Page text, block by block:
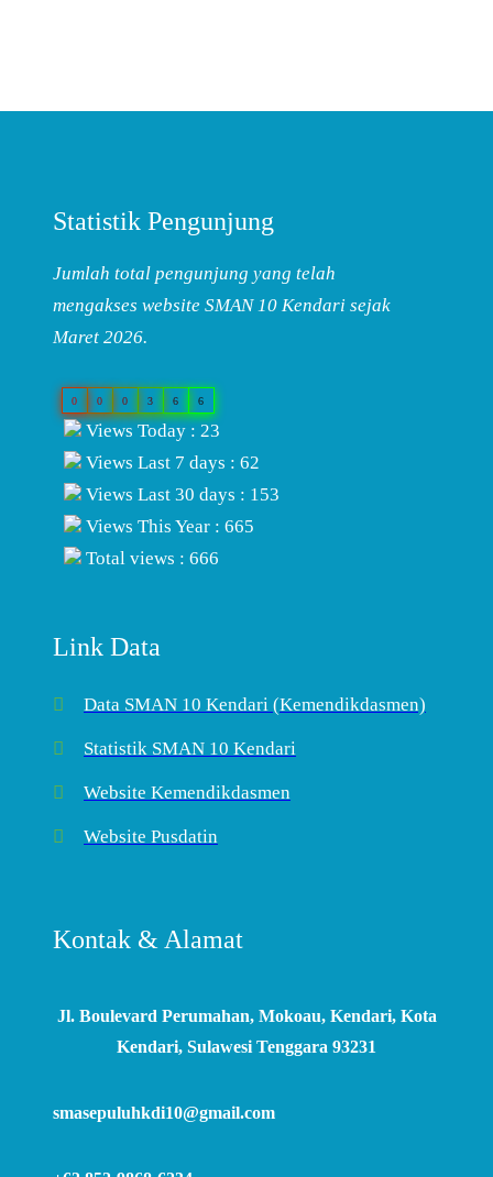
Statistik Pengunjung
Jumlah total pengunjung yang telah
mengakses website SMAN 10 Kendari sejak
Maret 2026.
0 0 0 3 6 6
Views Today : 23
Views Last 7 days : 62
Views Last 30 days : 153
Views This Year : 665
Total views : 666
Link Data
Data SMAN 10 Kendari (Kemendikdasmen)
Statistik SMAN 10 Kendari
Website Kemendikdasmen
Website Pusdatin
Kontak & Alamat
Jl. Boulevard Perumahan, Mokoau, Kendari, Kota
Kendari, Sulawesi Tenggara 93231
smasepuluhkdi10@gmail.com